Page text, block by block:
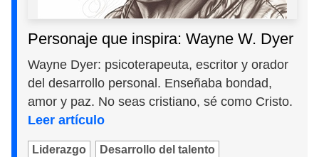
Personaje que inspira: Wayne W. Dyer
Wayne Dyer: psicoterapeuta, escritor y orador
del desarrollo personal. Enseñaba bondad,
amor y paz. No seas cristiano, sé como Cristo.
Leer artículo
Liderazgo Desarrollo del talento